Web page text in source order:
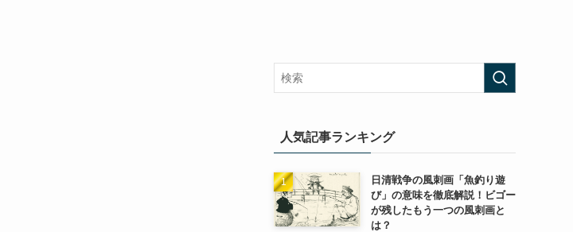
人気記事ランキング
日清戦争の風刺画「魚釣り遊
び」の意味を徹底解説！ビゴー
が残したもう一つの風刺画と
は？